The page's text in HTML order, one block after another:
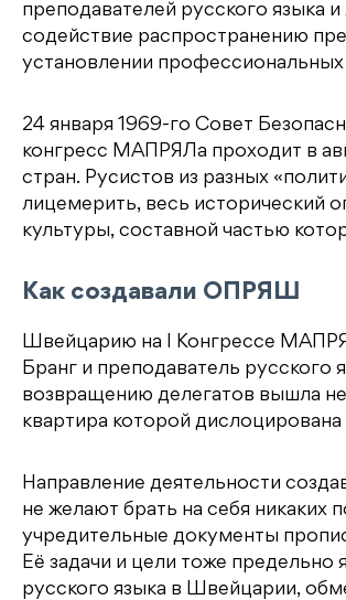
преподавателей русского языка
содействие распространению
установлении
24 января 1969-го Совет
конгресс МАПРЯЛа проходит в
стран. Русистов из разных
лицемерить, весь исторический
культуры, составной частью
Как создавали ОПРЯШ
Швейцарию на I Конгрессе
Бранг и преподаватель
возвращению делегатов вышла
квартира которой
Направление деятельности
не желают брать на себя никаких
учредительные документы
Её задачи и цели тоже
русского языка в Швейцарии,